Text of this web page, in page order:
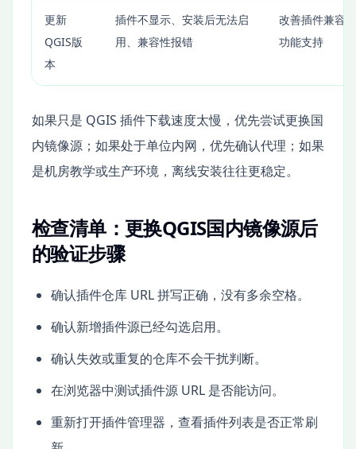
更新
QGIS版
本
插件不显示、安装后无法启
用、兼容性报错
改善插件兼容
功能支持
如果只是 QGIS 插件下载速度太慢，优先尝试更换国
内镜像源；如果处于单位内网，优先确认代理；如果
是机房教学或生产环境，离线安装往往更稳定。
检查清单：更换QGIS国内镜像源后
的验证步骤
确认插件仓库 URL 拼写正确，没有多余空格。
确认新增插件源已经勾选启用。
确认失效或重复的仓库不会干扰判断。
在浏览器中测试插件源 URL 是否能访问。
重新打开插件管理器，查看插件列表是否正常刷